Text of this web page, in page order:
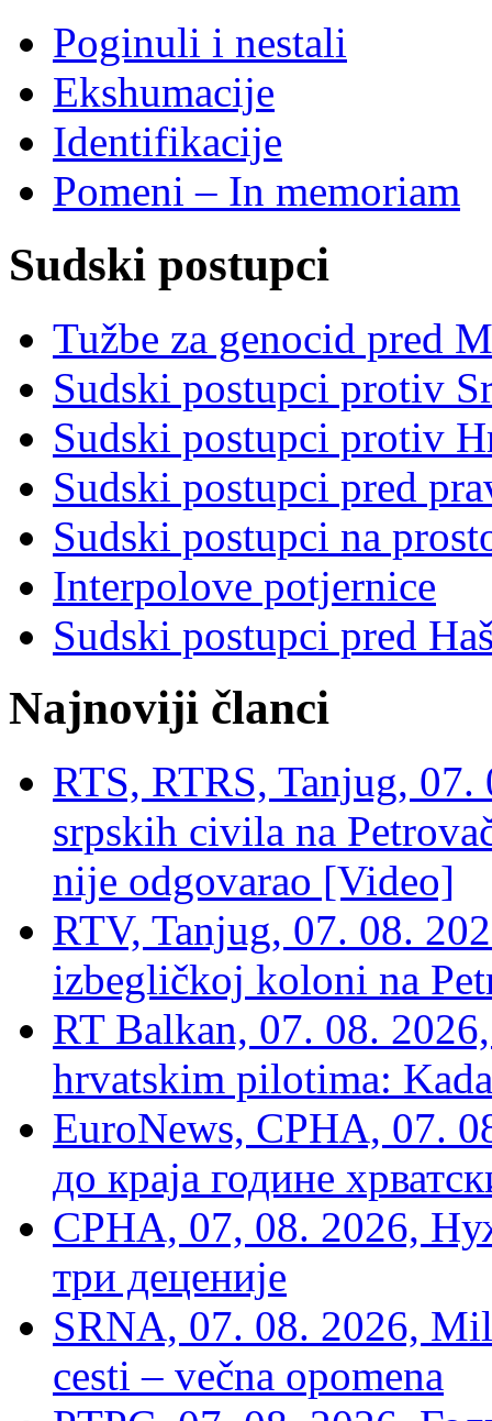
Poginuli i nestali
Ekshumacije
Identifikacije
Pomeni – In memoriam
Sudski postupci
Tužbe za genocid pred
Sudski postupci protiv
Sudski postupci protiv
Sudski postupci pred
Sudski postupci na
Interpolove potjernice
Sudski postupci pred
Najnoviji članci
RTS, RTRS, Tanjug,
srpskih civila na
nije odgovarao [Video]
RTV, Tanjug, 07. 08.
izbegličkoj koloni na
RT Balkan, 07. 08.
hrvatskim pilotima:
EuroNews, СРНА, 07.
до краја године
СРНА, 07, 08. 2026,
три деценије
SRNA, 07. 08. 2026,
cesti – večna opomena